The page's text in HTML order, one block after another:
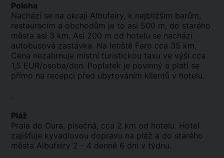
Poloha
Nachází se na okraji Albufeiry, k nejbližším barům,
restauracím a obchodům je to asi 500 m, do starého
města asi 3 km. Asi 200 m od hotelu se nachází
autobusová zastávka. Na letiště Faro cca 35 km.
Cena nezahrnuje místní turistickou taxu ve výši cca
1,5 EUR/osoba/den. Poplatek je povinný a platí se
přímo na recepci před ubytováním klientů v hotelu.
.
Pláž
Praia do Oura, písečná, cca 2 km od hotelu. Hotel
zajišťuje kyvadlovou dopravu na pláž a do starého
města Albufeiry 2 - 4 denně 6 dní v týdnu.